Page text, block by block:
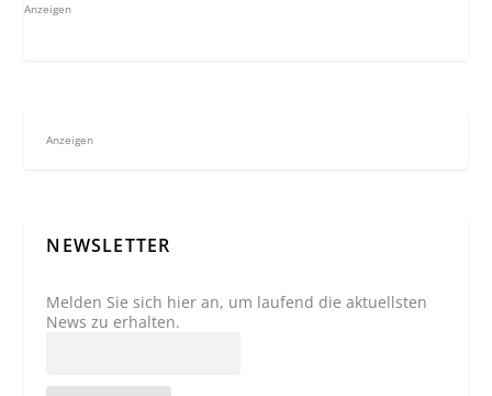
Anzeigen
Anzeigen
NEWSLETTER
Melden Sie sich hier an, um laufend die aktuellsten
News zu erhalten.